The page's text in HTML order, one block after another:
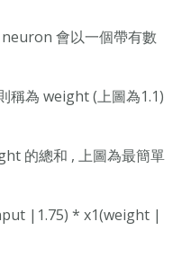
會以一個帶有數
稱為 weight (上圖為1.1)
的總和 , 上圖為最簡單
|1.75) * x1(weight |